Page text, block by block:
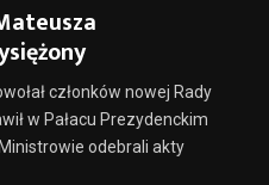
członków nowej Rady
w Pałacu Prezydenckim
odebrali akty